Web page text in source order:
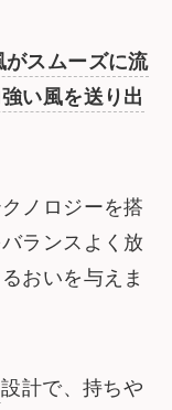
スムーズに流
い風を送り出
ノロジーを搭
ランスよく放
おいを与えま
設計で、持ちや